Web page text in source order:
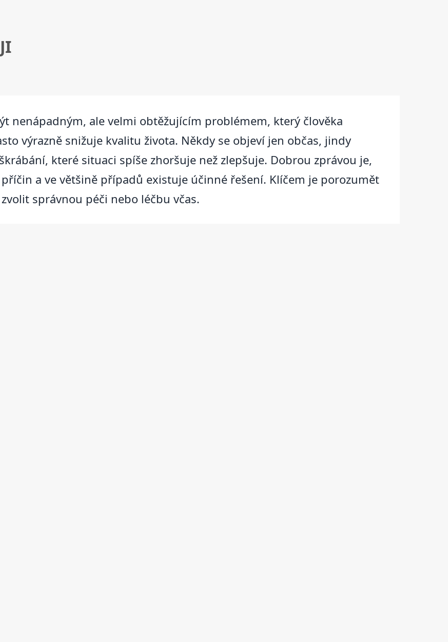
nenápadným, ale velmi obtěžujícím problémem, který člověka
výrazně snižuje kvalitu života. Někdy se objeví jen občas, jindy
které situaci spíše zhoršuje než zlepšuje. Dobrou zprávou je,
a ve většině případů existuje účinné řešení. Klíčem je porozumět
správnou péči nebo léčbu včas.